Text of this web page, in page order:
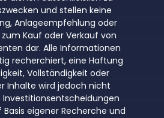
und stellen keine
Anlageempfehlung oder
Kauf oder Verkauf von
dar. Alle Informationen
recherchiert, eine Haftung
Vollständigkeit oder
Inhalte wird jedoch nicht
eigener Recherche und